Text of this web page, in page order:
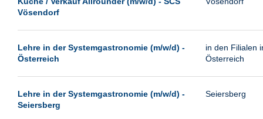
Vösendorf
Lehre in der Systemgastronomie (m/w/d) -
Österreich
in den Filialen
Österreich
Lehre in der Systemgastronomie (m/w/d) -
Seiersberg
Seiersberg